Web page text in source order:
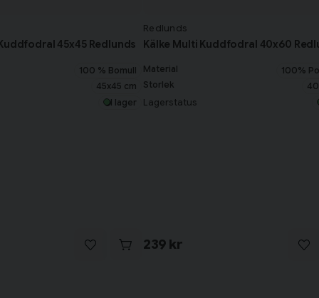
45x45 Redlunds
100 % Bomull
45x45 cm
I lager
Redlunds
Kälke Multi Kuddfodral 40x60
Material
100%
Storlek
Lagerstatus
239 kr